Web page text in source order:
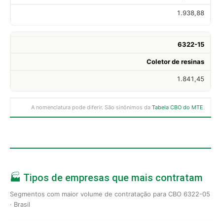
1.938,88
6322-15
Coletor de resinas
1.841,45
A nomenclatura pode diferir. São sinônimos da Tabela CBO do MTE.
🏭 Tipos de empresas que mais contratam
Segmentos com maior volume de contratação para CBO 6322-05
· Brasil